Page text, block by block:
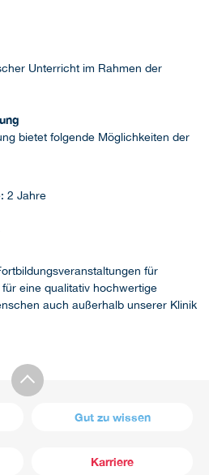
Unterricht im Rahmen der
bietet folgende Möglichkeiten der
2 Jahre
für
eine qualitativ hochwertige
auch außerhalb unserer Klinik
Gut zu wissen
Karriere